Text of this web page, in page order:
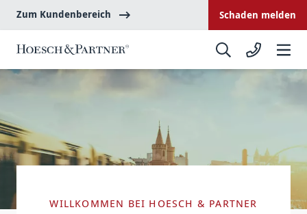
Zum Kundenbereich Schaden melden
WILLKOMMEN BEI HOESCH & PARTNER